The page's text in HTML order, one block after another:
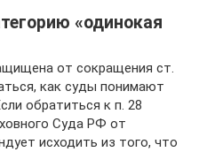
«одинокая
от сокращения ст.
как суды понимают
обратиться к п. 28
Суда РФ от
исходить из того, что